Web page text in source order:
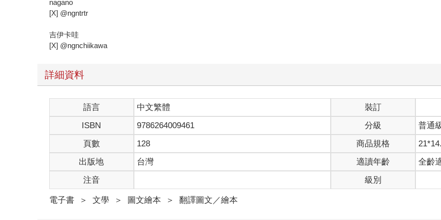
nagano
[X] @ngntrtr
吉伊卡哇
[X] @ngnchiikawa
詳細資料
語言 中文繁體
裝訂
ISBN
9786264009461 分級
普通
頁數
128 商品規格
出版地
台灣 適讀年齡
全齡
注音
級別
電子書 ＞ 文學 ＞ 圖文繪本 ＞ 翻譯圖文／繪本